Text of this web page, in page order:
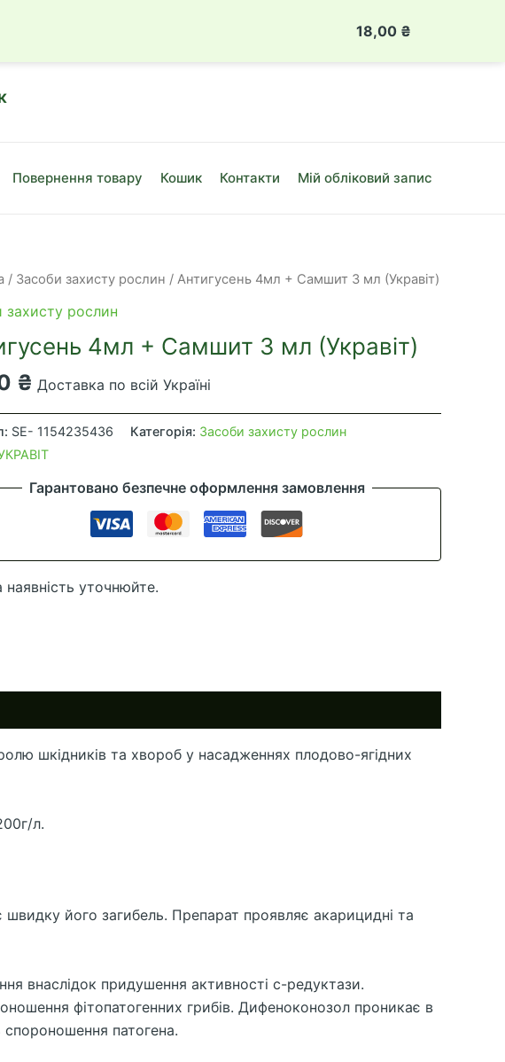
Луцьк, вул. Привокзальна, 10Б
Повернення товару Кошик Контакти Мій обліковий запис
/ Засоби захисту рослин / Антигусень 4мл + Самшит 3 мл (Укравіт)
захисту рослин
4мл + Самшит 3 мл (Укравіт)
₴ Доставка по всій Україні
SE- 1154235436 Категорія: Засоби захисту рослин
Гарантовано безпечне оформлення замовлення
наявність уточнюйте.
шкідників та хвороб у насадженнях плодово-ягідних
л.
його загибель. Препарат проявляє акарицидні та
внаслідок придушення активності с-редуктази.
фітопатогенних грибів. Дифеноконозол проникає в
спороношення патогена.
18,00 ₴
4мл
(Укравіт)